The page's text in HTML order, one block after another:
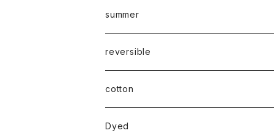
summer
reversible
cotton
Dyed